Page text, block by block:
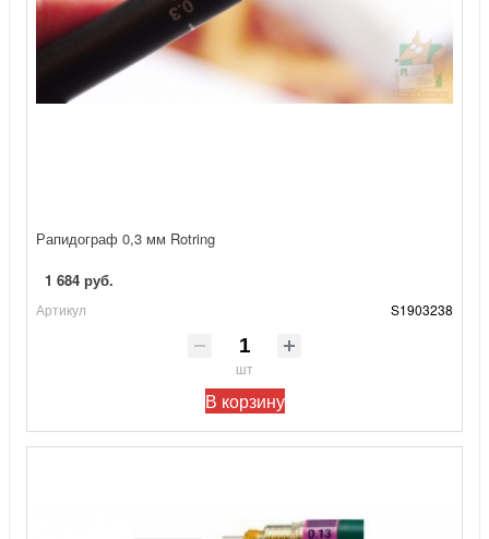
Рапидограф 0,3 мм Rotring
1 684 руб.
Артикул S1903238
шт
В корзину